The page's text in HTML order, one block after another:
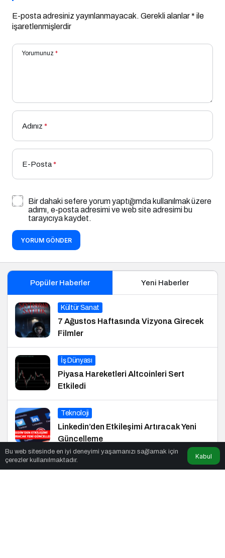
E-posta adresiniz yayınlanmayacak. Gerekli alanlar* ile
işaretlenmişlerdir
Yorumunuz *
Adınız *
E-Posta*
Bir dahaki sefere yorum yaptığımda kullanılmak üzere
adımı, e-posta adresimi ve web site adresimi bu
tarayıcıya kaydet.
YORUM GÖNDER
Popüler Haberler Yeni Haberler
Kültür Sanat
7 Ağustos Haftasında Vizyona Girecek
Filmler
İş Dünyası
Piyasa Hareketleri Altcoinleri Sert
Etkiledi
Teknoloji
Linkedin’den Etkileşimi Artıracak Yeni
Güncelleme
Bu web sitesinde en iyi deneyimi yaşamanızı sağlamak için
çerezler kullanılmaktadır.
Kabul